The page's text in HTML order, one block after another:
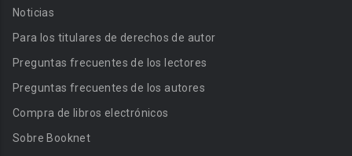
Noticias
Para los titulares de derechos de autor
Preguntas frecuentes de los lectores
Preguntas frecuentes de los autores
Compra de libros electrónicos
Sobre Booknet